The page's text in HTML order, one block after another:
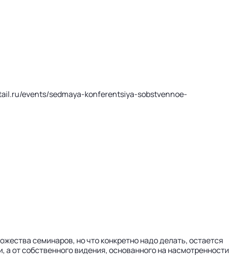
events/sedmaya-konferentsiya-sobstvennoe-
семинаров, но что конкретно надо делать, остается
от собственного видения, основанного на насмотренности